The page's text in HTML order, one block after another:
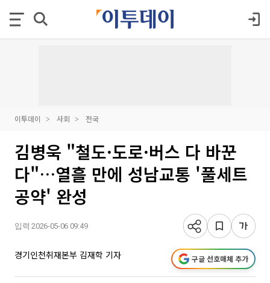
이투데이 사회 전국
김병욱 "철도·도로·버스 다 바꾼
다"…열흘 만에 성남교통 '풀세트
공약' 완성
입력 2026-05-06 09:49
경기인천취재본부 김재학 기자 구글 선호매체 추가